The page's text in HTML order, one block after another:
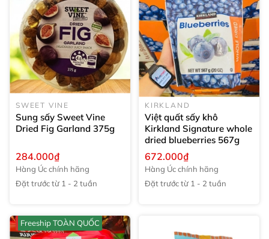
SWEET VINE
Sung sấy Sweet Vine
Dried Fig Garland 375g
284.000₫
Hàng Úc chính hãng
Đặt trước từ 1 - 2 tuần
KIRKLAND
Việt quất sấy khô
Kirkland Signature whole
dried blueberries 567g
672.000₫
Hàng Úc chính hãng
Đặt trước từ 1 - 2 tuần
Freeship TOÀN QUỐC